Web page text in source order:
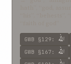
GWB §129 : الله
GWB §167 : الله